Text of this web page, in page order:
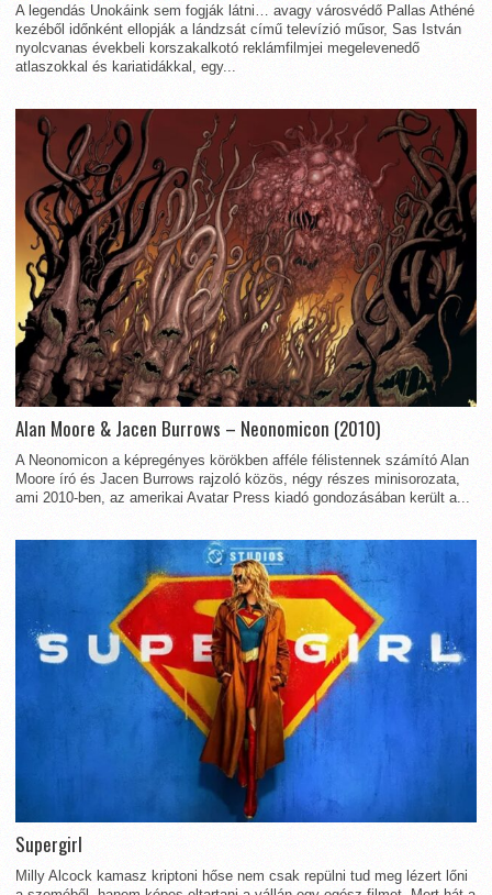
A legendás Unokáink sem fogják látni… avagy városvédő Pallas Athéné
kezéből időnként ellopják a lándzsát című televízió műsor, Sas István
nyolcvanas évekbeli korszakalkotó reklámfilmjei megelevenedő
atlaszokkal és kariatidákkal, egy...
Alan Moore & Jacen Burrows – Neonomicon (2010)
A Neonomicon a képregényes körökben afféle félistennek számító Alan
Moore író és Jacen Burrows rajzoló közös, négy részes minisorozata,
ami 2010-ben, az amerikai Avatar Press kiadó gondozásában került a...
Supergirl
Milly Alcock kamasz kriptoni hőse nem csak repülni tud meg lézert lőni